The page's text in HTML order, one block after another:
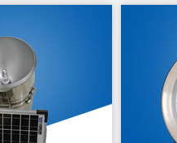
HY-F10型便携式明渠流量计